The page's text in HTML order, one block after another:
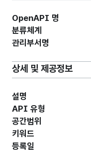
OpenAPI 명
분류체계
관리부서명
상세 및 제공정보
설명
API 유형
공간범위
키워드
등록일